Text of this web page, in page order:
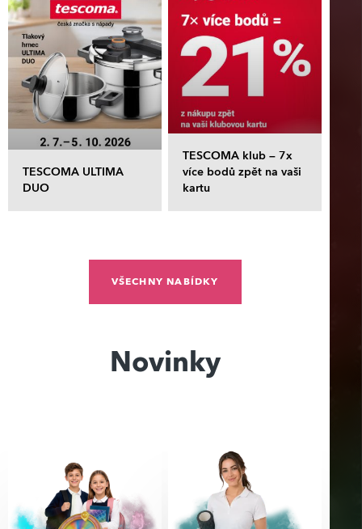
TESCOMA ULTIMA
DUO
TESCOMA klub – 7x
více bodů zpět na vaši
kartu
VŠECHNY NABÍDKY
Novinky